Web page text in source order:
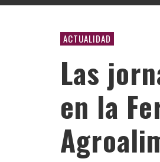
ACTUALIDAD
Las
en la